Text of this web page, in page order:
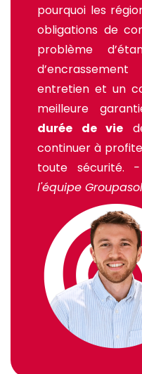
pourquoi les
obligations de
problème
entretien et un
meilleure
durée de vie
continuer à
toute sécurité. -
l'équipe Groupasol